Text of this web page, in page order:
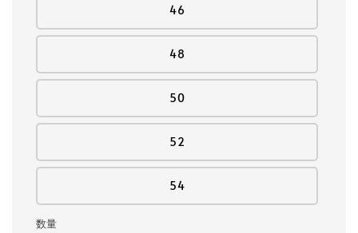
46
48
50
52
54
数量